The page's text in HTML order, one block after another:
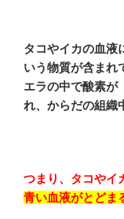
タコやイカの血液
いう物質が含まれ
エラの中で酸素が
れ、からだの組織
つまり、タコやイ
青い血液がとどま